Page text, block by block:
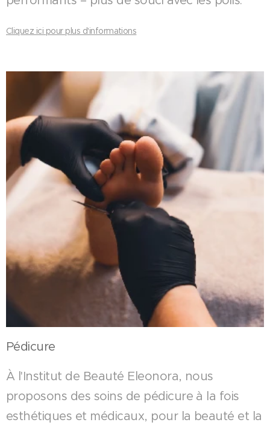
Cliquez ici pour plus d'informations
Pédicure
À l'Institut de Beauté Eleonora, nous
proposons des soins de pédicure à la fois
esthétiques et médicaux, pour la beauté et la